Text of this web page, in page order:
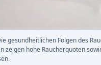
gesundheitlichen Folgen des
zeigen hohe Raucherquoten